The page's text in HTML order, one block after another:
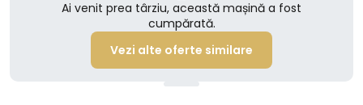
Ai venit prea târziu, această mașină a fost
cumpărată.
Vezi alte oferte similare